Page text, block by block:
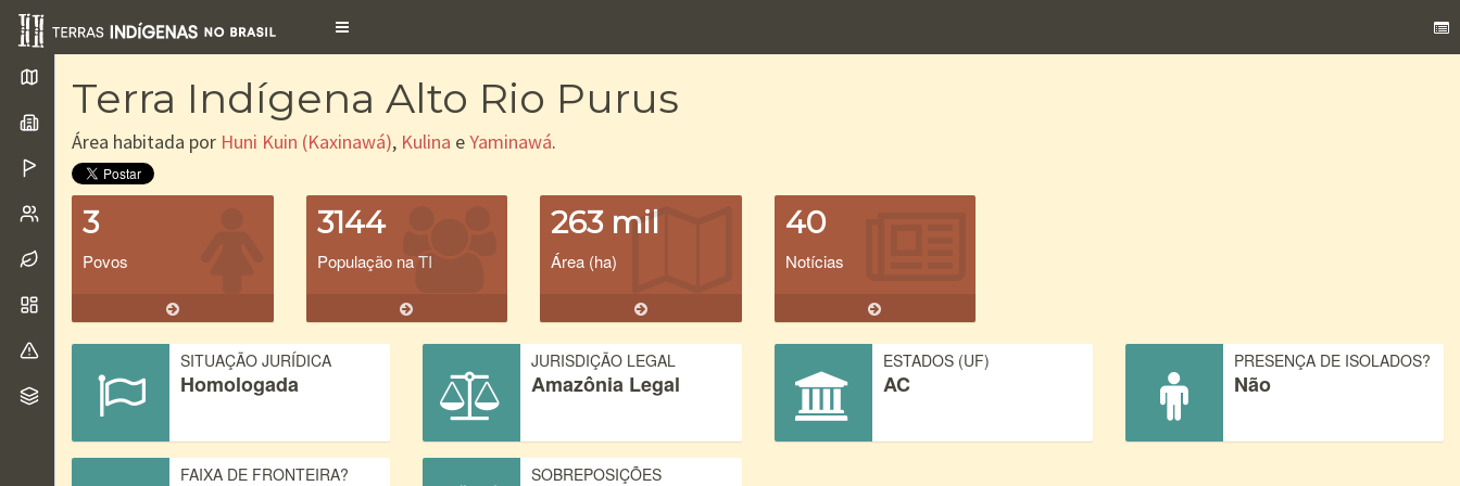
Toggle
Terra Indígena Alto Rio Purus
Área habitada por Huni Kuin (Kaxinawá), Kulina eYaminawá.
3
Povos
3144
População na TI
263 mil
Área (ha)
40
Notícias
SITUAÇÃO JURÍDICA
Homologada
JURISDIÇÃO LEGAL
Amazônia Legal
ESTADOS (UF)
AC
PRESENÇA DE ISOLADOS?
Não
FAIXA DE FRONTEIRA? SOBREPOSIÇÕES